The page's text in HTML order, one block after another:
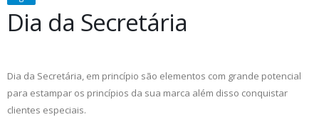
Dia da Secretária
Dia da Secretária, em princípio são elementos com grande potencial
para estampar os princípios da sua marca além disso conquistar
clientes especiais.